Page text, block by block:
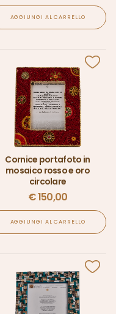
AGGIUNGI AL CARRELLO
Cornice portafoto in
mosaico rosso e oro
circolare
€150,00
AGGIUNGI AL CARRELLO